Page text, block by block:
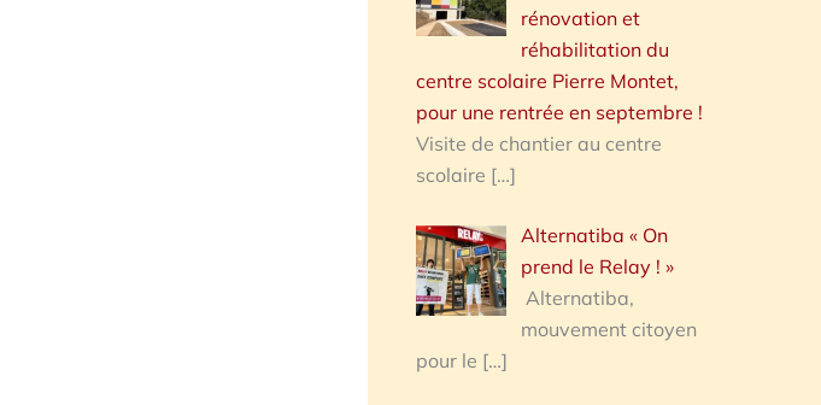
rénovation et
réhabilitation du
centre scolaire Pierre Montet,
pour une rentrée en septembre !
Visite de chantier au centre
scolaire […]
Alternatiba « On
prend le Relay ! »
Alternatiba,
mouvement citoyen
pour le […]